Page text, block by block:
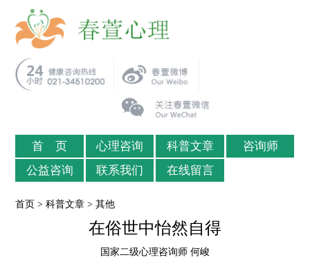
首 页 心理咨询 科普文章
咨询师
公益咨询
联系我们 在线留言
首页 >科普文章 >其他
在俗世中怡然自得
国家二级心理咨询师 何峻